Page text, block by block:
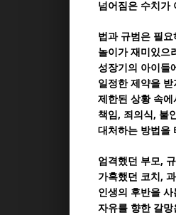
넘어짐은 수치가
법과 규범은 필요
놀이가 재미있으
성장기의 아이들
일정한 제약을
제한된 상황 속
책임, 죄의식, 불
대처하는 방법을
엄격했던 부모,
가혹했던 코치 ,
인생의 후반을
자유를 향한 갈